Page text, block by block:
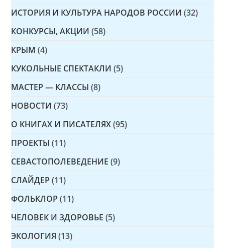
ИСТОРИЯ И КУЛЬТУРА НАРОДОВ РОССИИ (32)
КОНКУРСЫ, АКЦИИ (58)
КРЫМ (4)
КУКОЛЬНЫЕ СПЕКТАКЛИ (5)
МАСТЕР — КЛАССЫ (8)
НОВОСТИ (73)
О КНИГАХ И ПИСАТЕЛЯХ (95)
ПРОЕКТЫ (11)
СЕВАСТОПОЛЕВЕДЕНИЕ (9)
СЛАЙДЕР (11)
ФОЛЬКЛОР (11)
ЧЕЛОВЕК И ЗДОРОВЬЕ (5)
ЭКОЛОГИЯ (13)